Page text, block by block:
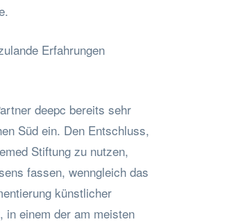
Erfahrungen
deepc bereits sehr
Süd ein. Den Entschluss,
Stiftung zu nutzen,
fassen, wenngleich das
künstlicher
in einem der am meisten